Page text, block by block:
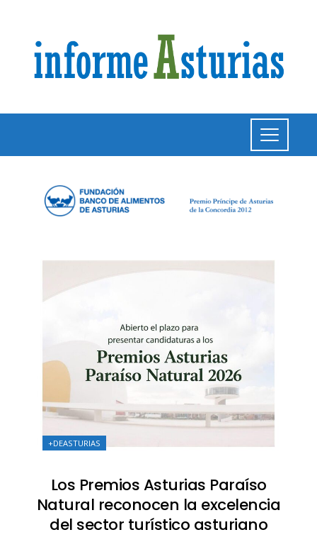
+DEASTURIAS
Los Premios Asturias Paraíso
Natural reconocen la excelencia
del sector turístico asturiano